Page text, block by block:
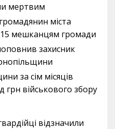
мертвим
міста
мешканцям громади
захисник
за сім місяців
військового збору
відзначили